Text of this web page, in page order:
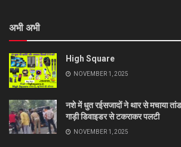
अभी अभी
High Square
NOVEMBER 1, 2025
नशे में धुत रईसजादों ने थार से मचाया
गाड़ी डिवाइडर से टकराकर पलटी
NOVEMBER 1, 2025